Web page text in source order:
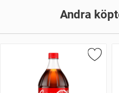
Andra